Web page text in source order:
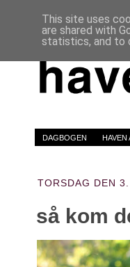
DAGBOGEN HAVEN
TORSDAG DEN
så kom
This site uses
are shared with
statistics, and to